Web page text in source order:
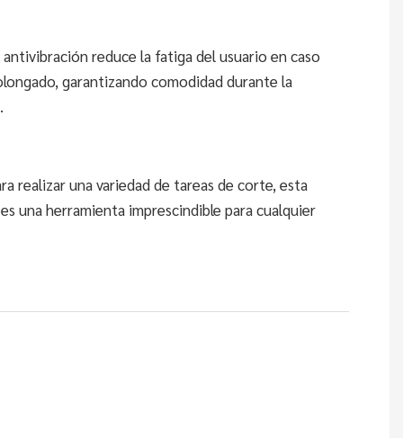
antivibración reduce la fatiga del usuario en caso
garantizando comodidad durante la
realizar una variedad de tareas de corte, esta
una herramienta imprescindible para cualquier